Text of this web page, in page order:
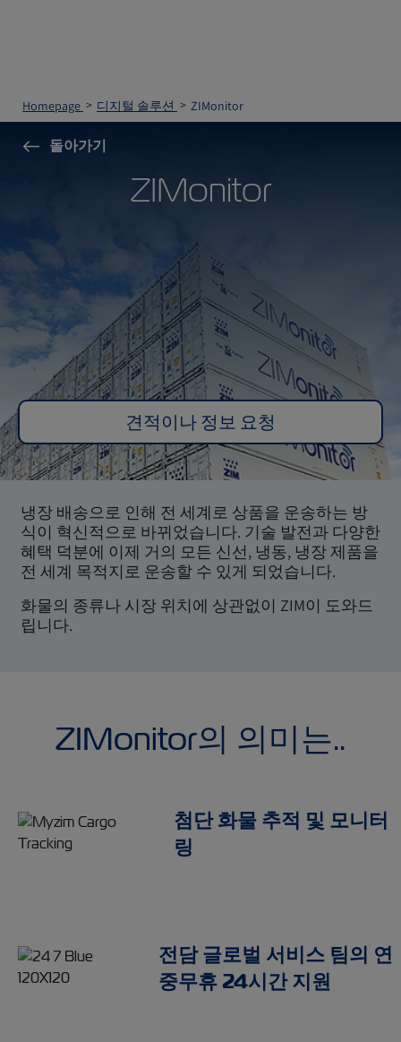
Homepage 디지털 솔루션 ZIMonitor
돌아가기
ZIMonitor
견적이나 정보 요청
냉장 배송으로 인해 전 세계로 상품을 운송하는 방
식이 혁신적으로 바뀌었습니다. 기술 발전과 다양한
혜택 덕분에 이제 거의 모든 신선, 냉동, 냉장 제품을
전 세계 목적지로 운송할 수 있게 되었습니다.
화물의 종류나 시장 위치에 상관없이 ZIM이 도와드
립니다.
ZIMonitor의 의미는..
첨단 화물 추적 및 모니터
링
전담 글로벌 서비스 팀의 연
중무휴 24시간 지원